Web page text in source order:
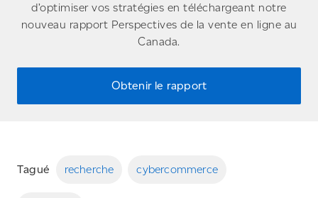
d’optimiser vos stratégies en téléchargeant notre
nouveau rapport Perspectives de la vente en ligne au
Canada.
Obtenir le rapport
Tagué recherche cybercommerce